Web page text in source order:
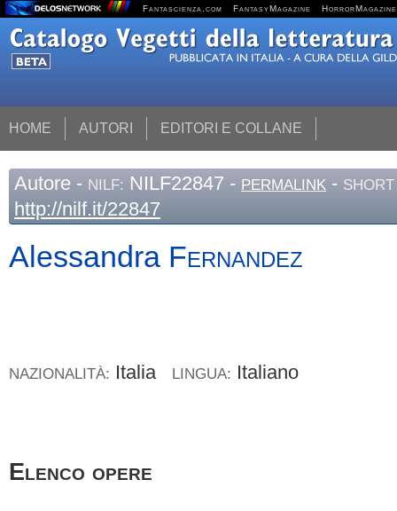
Fantascienza.com FantasyMagazine HorrorMagazine
HOME AUTORI EDITORI E COLLANE
Autore - NILF: NILF22847 - PERMALINK -
http://nilf.it/22847
Alessandra Fernandez
NAZIONALITÀ: Italia LINGUA: Italiano
Elenco opere